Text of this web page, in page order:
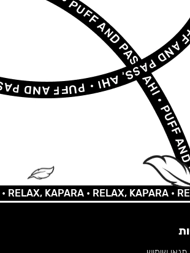
KAPARA •RELAX, KAPARA •RELAX,